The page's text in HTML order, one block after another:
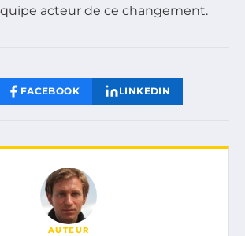
acteur de ce changement.
FACEBOOK LINKEDIN
AUTEUR